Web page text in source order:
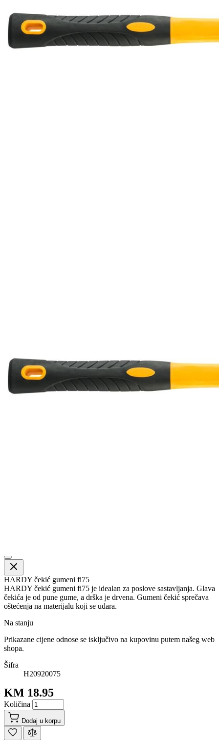
HARDY čekić gumeni fi75
HARDY čekić gumeni fi75 je idealan za poslove sastavljanja. Glava
čekića je od pune gume, a drška je drvena. Gumeni čekić sprečava
oštećenja na materijalu koji se udara.
Na stanju
Prikazane cijene odnose se isključivo na kupovinu putem našeg web
shopa.
Šifra
H20920075
KM 18.95
Količina
Dodaj u korpu